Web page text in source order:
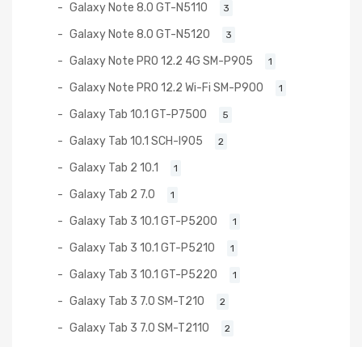
Galaxy Note 8.0 GT-N5110 3
Galaxy Note 8.0 GT-N5120 3
Galaxy Note PRO 12.2 4G SM-P905 1
Galaxy Note PRO 12.2 Wi-Fi SM-P900 1
Galaxy Tab 10.1 GT-P7500 5
Galaxy Tab 10.1 SCH-I905 2
Galaxy Tab 2 10.1 1
Galaxy Tab 2 7.0 1
Galaxy Tab 3 10.1 GT-P5200 1
Galaxy Tab 3 10.1 GT-P5210 1
Galaxy Tab 3 10.1 GT-P5220 1
Galaxy Tab 3 7.0 SM-T210 2
Galaxy Tab 3 7.0 SM-T2110 2